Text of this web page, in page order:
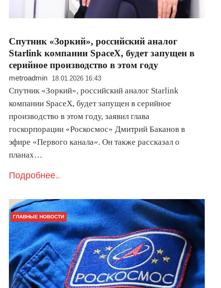
Спутник «Зоркий», российский аналог
Starlink компании SpaceX, будет запущен в
серийное производство в этом году
metroadmin 18.01.2026 16:43
Спутник «Зоркий», российский аналог Starlink
компании SpaceX, будет запущен в серийное
производство в этом году, заявил глава
госкорпорации «Роскосмос» Дмитрий Баканов в
эфире «Первого канала». Он также рассказал о
планах…
Подробнее..
ГЛАВНЫЕ НОВОСТИ